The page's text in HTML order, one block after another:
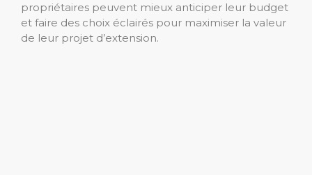
propriétaires peuvent mieux anticiper leur budget
et faire des choix éclairés pour maximiser la valeur
de leur projet d’extension.